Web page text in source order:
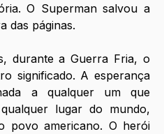
O Superman salvou a
das páginas.
durante a Guerra Fria, o
significado. A esperança
a qualquer um que
lugar do mundo,
povo americano. O herói